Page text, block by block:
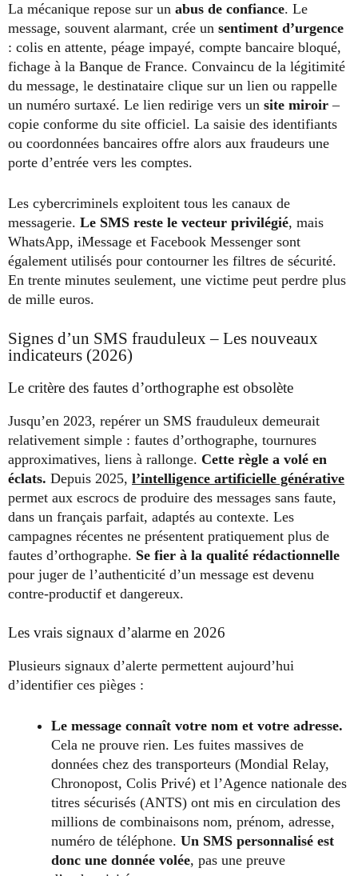
La mécanique repose sur un abus de confiance. Le
message, souvent alarmant, crée un sentiment d’urgence
: colis en attente, péage impayé, compte bancaire bloqué,
fichage à la Banque de France. Convaincu de la légitimité
du message, le destinataire clique sur un lien ou rappelle
un numéro surtaxé. Le lien redirige vers un site miroir –
copie conforme du site officiel. La saisie des identifiants
ou coordonnées bancaires offre alors aux fraudeurs une
porte d’entrée vers les comptes.
Les cybercriminels exploitent tous les canaux de
messagerie. Le SMS reste le vecteur privilégié, mais
WhatsApp, iMessage et Facebook Messenger sont
également utilisés pour contourner les filtres de sécurité.
En trente minutes seulement, une victime peut perdre plus
de mille euros.
Signes d’un SMS frauduleux – Les nouveaux
indicateurs (2026)
Le critère des fautes d’orthographe est obsolète
Jusqu’en 2023, repérer un SMS frauduleux demeurait
relativement simple : fautes d’orthographe, tournures
approximatives, liens à rallonge. Cette règle a volé en
éclats. Depuis 2025, l’intelligence artificielle générative
permet aux escrocs de produire des messages sans faute,
dans un français parfait, adaptés au contexte. Les
campagnes récentes ne présentent pratiquement plus de
fautes d’orthographe. Se fier à la qualité rédactionnelle
pour juger de l’authenticité d’un message est devenu
contre-productif et dangereux.
Les vrais signaux d’alarme en 2026
Plusieurs signaux d’alerte permettent aujourd’hui
d’identifier ces pièges :
Le message connaît votre nom et votre adresse.
Cela ne prouve rien. Les fuites massives de
données chez des transporteurs (Mondial Relay,
Chronopost, Colis Privé) et l’Agence nationale des
titres sécurisés (ANTS) ont mis en circulation des
millions de combinaisons nom, prénom, adresse,
numéro de téléphone. Un SMS personnalisé est
donc une donnée volée, pas une preuve